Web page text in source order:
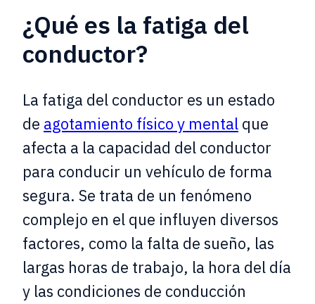
¿Qué es la fatiga del
conductor?
La fatiga del conductor es un estado
de agotamiento físico y mental que
afecta a la capacidad del conductor
para conducir un vehículo de forma
segura. Se trata de un fenómeno
complejo en el que influyen diversos
factores, como la falta de sueño, las
largas horas de trabajo, la hora del día
y las condiciones de conducción